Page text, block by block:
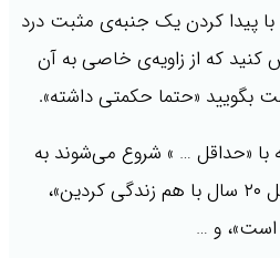
پیدا کردن یک جنبه‌ی مثبت درد
کنید که از زاویه‌ی خاصی به آن
بگویید «حتما حکمتی داشته».
«حداقل … » شروع می‌شوند به
طور جدی پرهیز کنید: «حداقل ۲۰ سال با هم زندگی کردین»،
است»، و …